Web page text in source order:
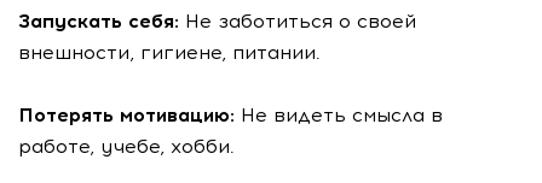
Запускать себя: Не заботиться о своей
внешности, гигиене, питании.
Потерять мотивацию: Не видеть смысла в
работе, учебе, хобби.